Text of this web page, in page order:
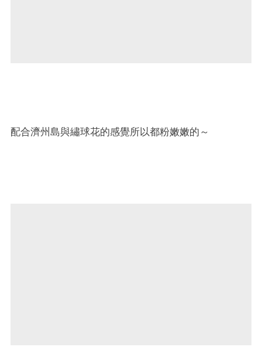
配合濟州島與繡球花的感覺所以都粉嫩嫩的～